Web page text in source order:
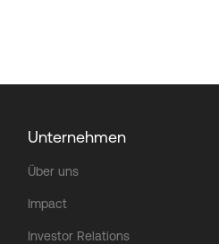
Unternehmen
Über uns
Impact
Investor Relations